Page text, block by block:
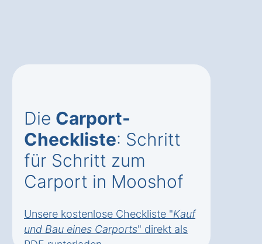
Die Carport-
Checkliste: Schritt
für Schritt zum
Carport in Mooshof
Unsere kostenlose Checkliste "Kauf
und Bau eines Carports" direkt als